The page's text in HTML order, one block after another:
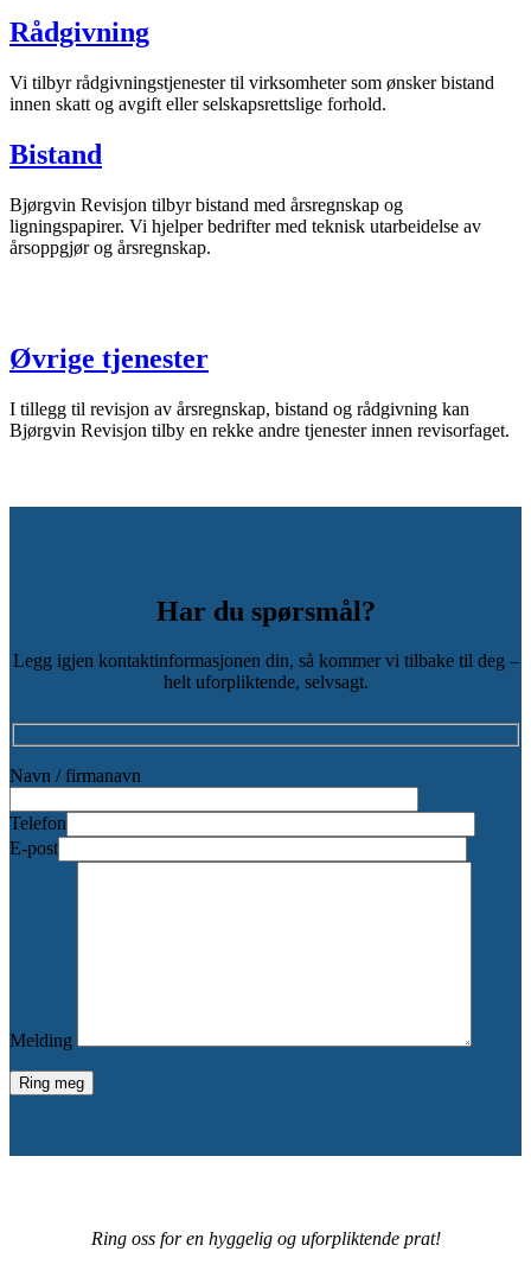
Rådgivning
Vi tilbyr rådgivningstjenester til virksomheter som ønsker bistand
innen skatt og avgift eller selskapsrettslige forhold.
Bistand
Bjørgvin Revisjon tilbyr bistand med årsregnskap og
ligningspapirer. Vi hjelper bedrifter med teknisk utarbeidelse av
årsoppgjør og årsregnskap.
Øvrige tjenester
I tillegg til revisjon av årsregnskap, bistand og rådgivning kan
Bjørgvin Revisjon tilby en rekke andre tjenester innen revisorfaget.
Har du spørsmål?
Legg igjen kontaktinformasjonen din, så kommer vi tilbake til deg –
helt uforpliktende, selvsagt.
Navn / firmanavn
Telefon
E-post
Melding
Ring oss for en hyggelig og uforpliktende prat!